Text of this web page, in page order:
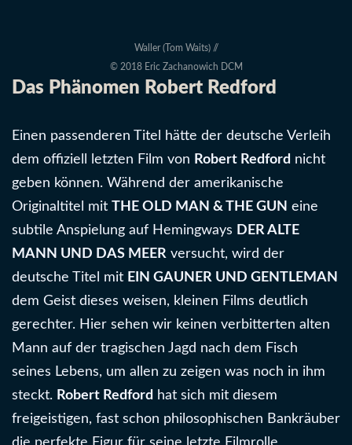
Waller (Tom Waits) //
© 2018 Eric Zachanowich DCM
Das Phänomen Robert Redford
Einen passenderen Titel hätte der deutsche Verleih
dem offiziell letzten Film von Robert Redford nicht
geben können. Während der amerikanische
Originaltitel mit THE OLD MAN & THE GUN eine
subtile Anspielung auf Hemingways DER ALTE
MANN UND DAS MEER versucht, wird der
deutsche Titel mit EIN GAUNER UND GENTLEMAN
dem Geist dieses weisen, kleinen Films deutlich
gerechter. Hier sehen wir keinen verbitterten alten
Mann auf der tragischen Jagd nach dem Fisch
seines Lebens, um allen zu zeigen was noch in ihm
steckt. Robert Redford hat sich mit diesem
freigeistigen, fast schon philosophischen Bankräuber